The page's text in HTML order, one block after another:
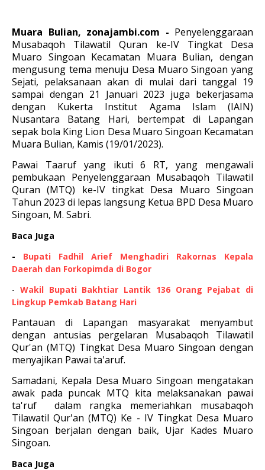
Muara Bulian, zonajambi.com - Penyelenggaraan
Musabaqoh Tilawatil Quran ke-IV Tingkat Desa
Muaro Singoan Kecamatan Muara Bulian, dengan
mengusung tema menuju Desa Muaro Singoan yang
Sejati, pelaksanaan akan di mulai dari tanggal 19
sampai dengan 21 Januari 2023 juga bekerjasama
dengan Kukerta Institut Agama Islam (IAIN)
Nusantara Batang Hari, bertempat di Lapangan
sepak bola King Lion Desa Muaro Singoan Kecamatan
Muara Bulian, Kamis (19/01/2023).
Pawai Taaruf yang ikuti 6 RT, yang mengawali
pembukaan Penyelenggaraan Musabaqoh Tilawatil
Quran (MTQ) ke-IV tingkat Desa Muaro Singoan
Tahun 2023 di lepas langsung Ketua BPD Desa Muaro
Singoan, M. Sabri.
Baca Juga
- Bupati Fadhil Arief Menghadiri Rakornas Kepala
Daerah dan Forkopimda di Bogor
- Wakil Bupati Bakhtiar Lantik 136 Orang Pejabat di
Lingkup Pemkab Batang Hari
Pantauan di Lapangan masyarakat menyambut
dengan antusias pergelaran Musabaqoh Tilawatil
Qur'an (MTQ) Tingkat Desa Muaro Singoan dengan
menyajikan Pawai ta'aruf.
Samadani, Kepala Desa Muaro Singoan mengatakan
awak pada puncak MTQ kita melaksanakan pawai
ta'ruf dalam rangka memeriahkan musabaqoh
Tilawatil Qur'an (MTQ) Ke - IV Tingkat Desa Muaro
Singoan berjalan dengan baik, Ujar Kades Muaro
Singoan.
Baca Juga